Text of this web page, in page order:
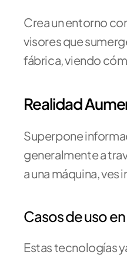
Crea un entorno
visores que
fábrica, viendo
Realidad
Superpone
generalmente a
a una máquina,
Casos de uso
Estas tecnologías